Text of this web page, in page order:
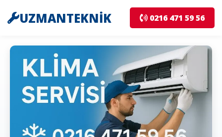
UZMANTEKNİK 0216 471 59 56